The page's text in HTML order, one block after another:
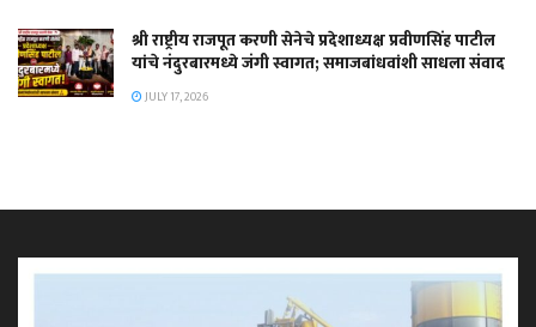
श्री राष्ट्रीय राजपूत करणी सेनेचे प्रदेशाध्यक्ष प्रवीणसिंह पाटील
यांचे नंदुरबारमध्ये जंगी स्वागत; समाजबांधवांशी साधला संवाद
JULY 17, 2026